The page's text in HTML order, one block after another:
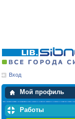
Вход
Мой профиль
Мои закладки
Работы